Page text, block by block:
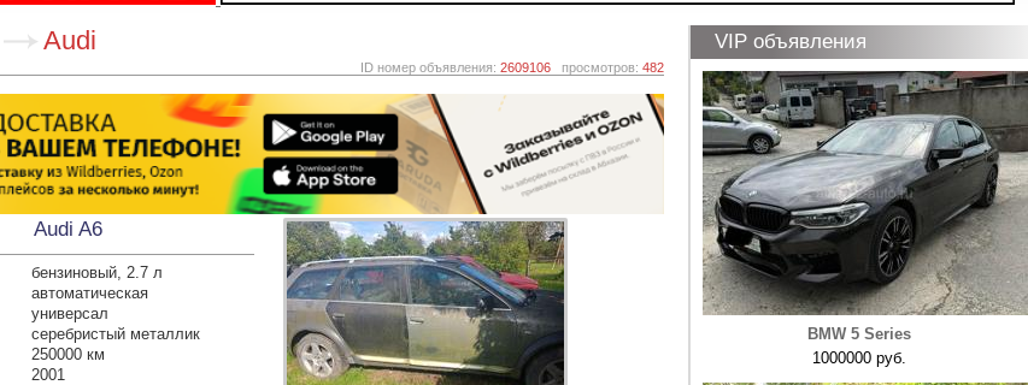
Audi
ID номер объявления: 2609106 просмотров: 482
Audi A6
бензиновый, 2.7 л
автоматическая
универсал
серебристый металлик
250000 км
2001
VIP объявления
BMW 5 Series
1000000 руб.